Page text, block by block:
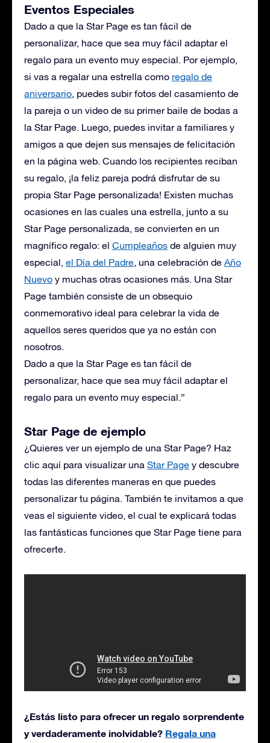
Eventos Especiales
Dado a que la Star Page es tan fácil de
personalizar, hace que sea muy fácil adaptar el
regalo para un evento muy especial. Por ejemplo,
si vas a regalar una estrella como regalo de
aniversario, puedes subir fotos del casamiento de
la pareja o un video de su primer baile de bodas a
la Star Page. Luego, puedes invitar a familiares y
amigos a que dejen sus mensajes de felicitación
en la página web. Cuando los recipientes reciban
su regalo, ¡la feliz pareja podrá disfrutar de su
propia Star Page personalizada! Existen muchas
ocasiones en las cuales una estrella, junto a su
Star Page personalizada, se convierten en un
magnífico regalo: el Cumpleaños de alguien muy
especial, el Día del Padre, una celebración de Año
Nuevo y muchas otras ocasiones más. Una Star
Page también consiste de un obsequio
conmemorativo ideal para celebrar la vida de
aquellos seres queridos que ya no están con
nosotros.
Dado a que la Star Page es tan fácil de
personalizar, hace que sea muy fácil adaptar el
regalo para un evento muy especial.”
Star Page de ejemplo
¿Quieres ver un ejemplo de una Star Page? Haz
clic aquí para visualizar una Star Page y descubre
todas las diferentes maneras en que puedes
personalizar tu página. También te invitamos a que
veas el siguiente video, el cual te explicará todas
las fantásticas funciones que Star Page tiene para
ofrecerte.
¿Estás listo para ofrecer un regalo sorprendente
y verdaderamente inolvidable? Regala una